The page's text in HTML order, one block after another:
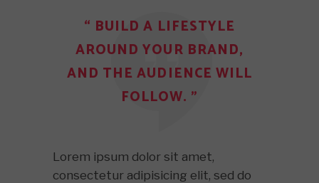
“ BUILD A LIFESTYLE
AROUND YOUR BRAND,
AND THE AUDIENCE WILL
FOLLOW. ”
Lorem ipsum dolor sit amet,
consectetur adipisicing elit, sed do